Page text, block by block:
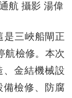
航 攝影 湯偉
三峽船閘正
航檢修。本次
、金結機械設
備檢修、防腐